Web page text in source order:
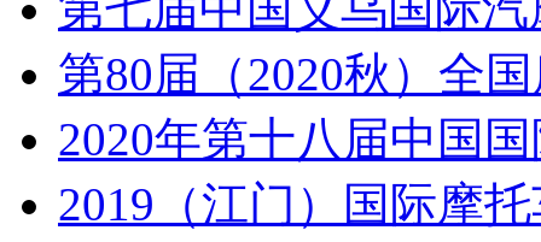
第80届（2020秋）全
2020年第十八届中国
2019（江门）国际摩